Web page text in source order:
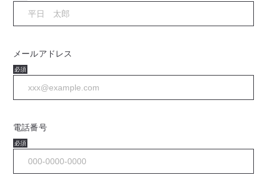
メールアドレス
必須
電話番号
必須